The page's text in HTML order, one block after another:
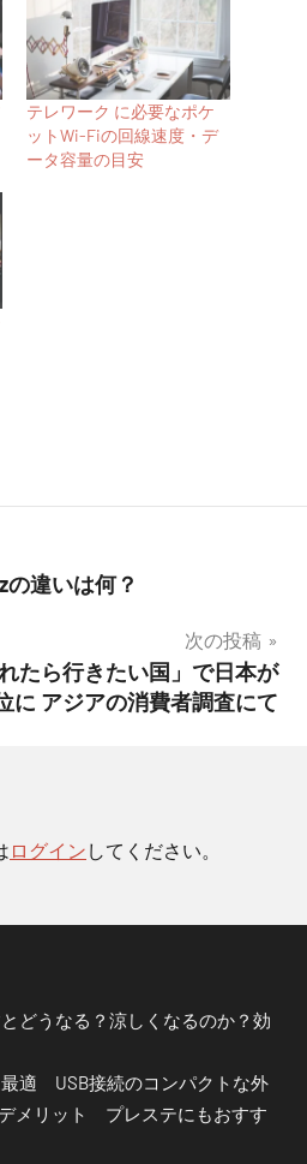
テレワーク に必要なポケ
ットWi-Fiの回線速度・デ
ータ容量の目安
の違いは何？
次の投稿
たら行きたい国」で日本が
に アジアの消費者調査にて
ログイン してください。
どうなる？涼しくなるのか？効
適 USB接続のコンパクトな外
メリット プレステにもおすす